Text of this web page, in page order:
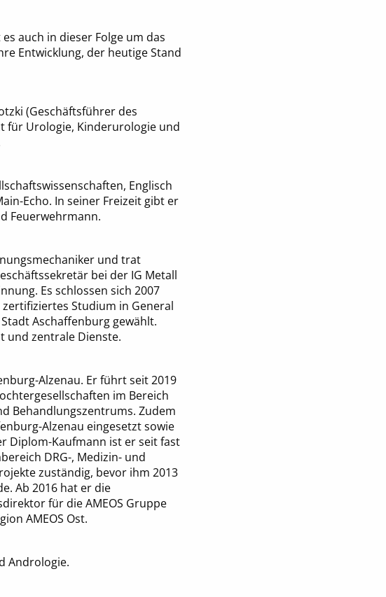
auch in dieser Folge um das
Entwicklung, der heutige Stand
(Geschäftsführer des
für Urologie, Kinderurologie und
Englisch
Echo. In seiner Freizeit gibt er
Feuerwehrmann.
und trat
bei der IG Metall
Es schlossen sich 2007
Studium in General
Aschaffenburg gewählt.
und zentrale Dienste.
Alzenau. Er führt seit 2019
im Bereich
Behandlungszentrums. Zudem
Alzenau eingesetzt sowie
Diplom-Kaufmann ist er seit fast
DRG-, Medizin- und
zuständig, bevor ihm 2013
Ab 2016 hat er die
für die AMEOS Gruppe
AMEOS Ost.
Andrologie.